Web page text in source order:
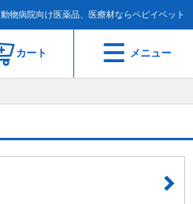
動物病院向け医薬品、医療材ならペピイベット
カート メニュー